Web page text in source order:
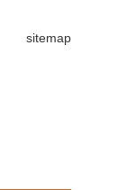
sitemap